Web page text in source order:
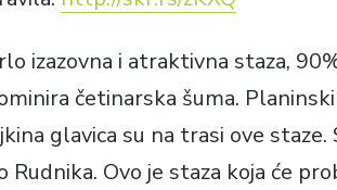
izazovna i atraktivna staza,
četinarska šuma.
glavica su na trasi ove
Rudnika. Ovo je staza koja će